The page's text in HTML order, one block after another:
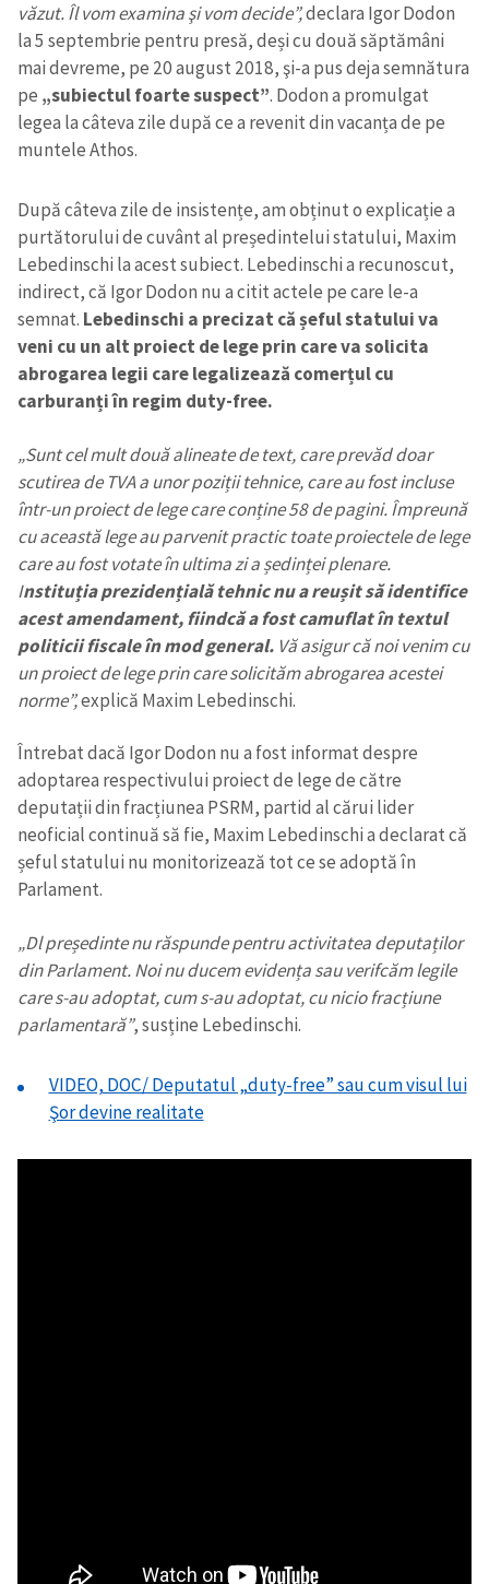
văzut. Îl vom examina şi vom decide”,declara Igor Dodon
la 5 septembrie pentru presă, deși cu două săptămâni
mai devreme, pe 20 august 2018, şi-a pus deja semnătura
pe „subiectul foarte suspect”. Dodon a promulgat
legea la câteva zile după ce a revenit din vacanța de pe
muntele Athos.
După câteva zile de insistențe, am obținut o explicație a
purtătorului de cuvânt al președintelui statului, Maxim
Lebedinschi la acest subiect. Lebedinschi a recunoscut,
indirect, că Igor Dodon nu a citit actele pe care le-a
semnat. Lebedinschi a precizat că șeful statului va
veni cu un alt proiect de lege prin care va solicita
abrogarea legii care legalizează comerțul cu
carburanți în regim duty-free.
„Sunt cel mult două alineate de text, care prevăd doar
scutirea de TVA a unor poziții tehnice, care au fost incluse
într-un proiect de lege care conține 58 de pagini. Împreună
cu această lege au parvenit practic toate proiectele de lege
care au fost votate în ultima zi a ședinței plenare.
Instituția prezidențială tehnic nu a reușit să identifice
acest amendament, fiindcă a fost camuflat în textul
politicii fiscale în mod general. Vă asigur că noi venim cu
un proiect de lege prin care solicităm abrogarea acestei
norme”,explică Maxim Lebedinschi.
Întrebat dacă Igor Dodon nu a fost informat despre
adoptarea respectivului proiect de lege de către
deputații din fracțiunea PSRM, partid al cărui lider
neoficial continuă să fie, Maxim Lebedinschi a declarat că
șeful statului nu monitorizează tot ce se adoptă în
Parlament.
„Dl președinte nu răspunde pentru activitatea deputaților
din Parlament. Noi nu ducem evidența sau verifcăm legile
care s-au adoptat, cum s-au adoptat, cu nicio fracțiune
parlamentară”, susține Lebedinschi.
VIDEO, DOC/ Deputatul „duty-free” sau cum visul lui
Şor devine realitate